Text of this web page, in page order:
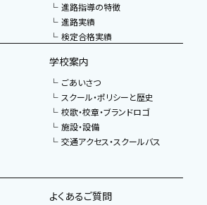
進路指導の特徴
進路実績
検定合格実績
学校案内
ごあいさつ
スクール・ポリシーと歴史
校歌・校章・ブランドロゴ
施設・設備
交通アクセス・スクールバス
よくあるご質問